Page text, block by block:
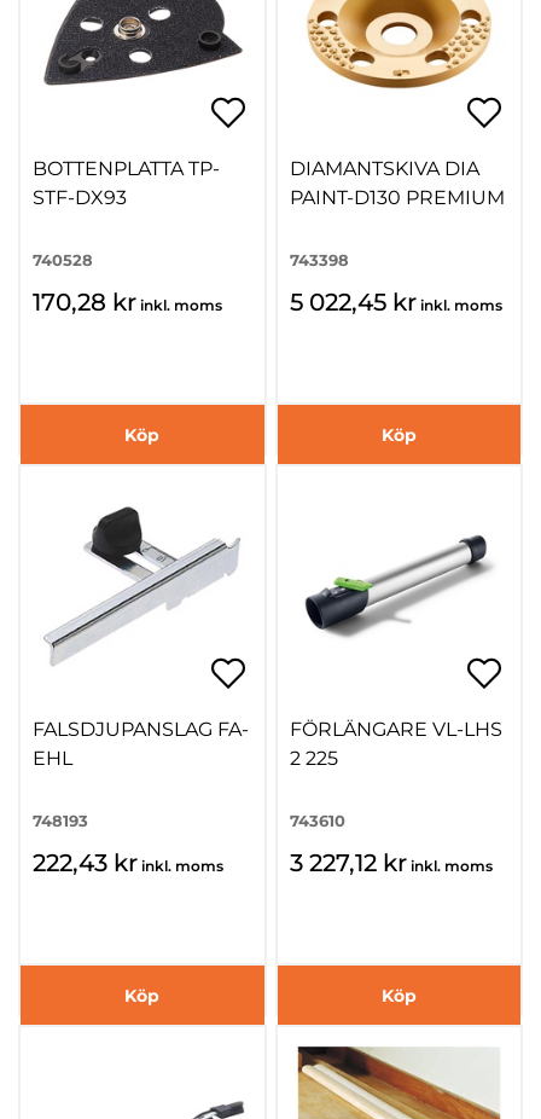
BOTTENPLATTA TP-
STF-DX93
740528
170,28 kr inkl. moms
Köp
DIAMANTSKIVA DIA
PAINT-D130 PREMIUM
743398
5 022,45 kr inkl. moms
Köp
FALSDJUPANSLAG FA-
EHL
748193
222,43 kr inkl. moms
Köp
FÖRLÄNGARE VL-LHS
2 225
743610
3 227,12 kr inkl. moms
Köp